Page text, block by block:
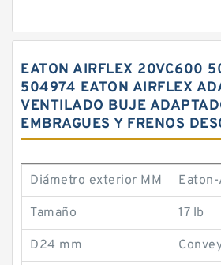
EATON AIRFLEX 20VC600
504974 EATON AIRFLEX
VENTILADO BUJE
EMBRAGUES Y FRENOS
Diámetro exterior MM
Tamaño 17 lb
D24 mm